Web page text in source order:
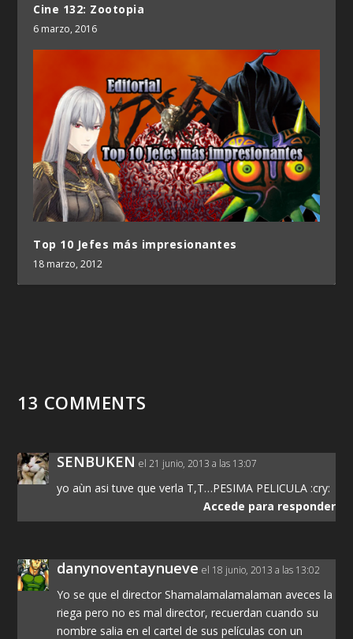
Cine 132: Zootopia
6 marzo, 2016
Top 10 Jefes más impresionantes
18 marzo, 2012
13 COMMENTS
SENBUKEN el 21 junio, 2013 a las 13:07
yo aùn asi tuve que verla T,T…PESIMA PELICULA :cry:
Accede para responder
danynoventaynueve el 18 junio, 2013 a las 13:02
Yo se que el director Shamalamalamalaman aveces la
riega pero no es mal director, recuerdan cuando su
nombre salia en el cartel de sus películas con un